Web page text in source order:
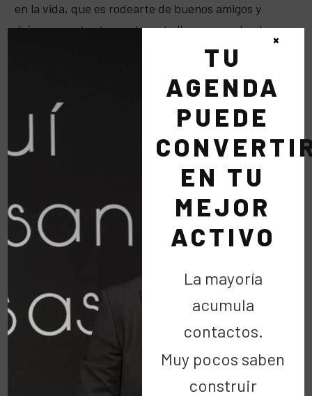
en la vida, que es rodearte de buenos amigos y
dejar que estos te ayuden y te lleven en volandas
Te animo a recuperar la sabiduría ancestral de las
tribus y te explico cómo llevar el concepto
Sawubona a tu interior, a tus relaciones y a tus
negocios. Lo hago con mi propio ejemplo, como los
auténticos líderes, que ayudan e ilusionan.
Un mensaje sencillo y rompedor que llegará a lo
más profundo de tu ser, porque destila sinceridad,
vulnerabilidad y humildad: los pilares en los que se
La felicidad está en darte a los demás y a la vida,
invertir en el corazón de las personas que te
rodean, ganarte su confianza y recorrer el camino
a su lado. En no dejar de jugar nunca y basar tus
relaciones en el amor y la generosidad. Porque una
TU
AGENDA
PUEDE
EN TU
MEJOR
ACTIVO
La mayoría
acumula
contactos.
Muy pocos saben
construir
×